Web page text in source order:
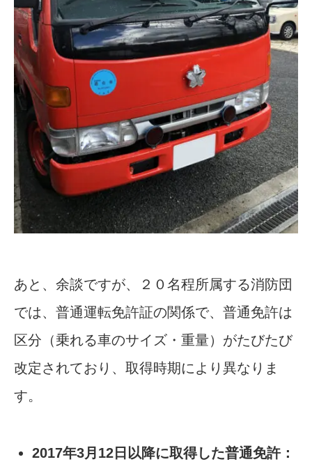
あと、余談ですが、２０名程所属する消防団
では、普通運転免許証の関係で、普通免許は
区分（乗れる車のサイズ・重量）がたびたび
改定されており、取得時期により異なりま
す。
2017年3月12日以降に取得した普通免許：